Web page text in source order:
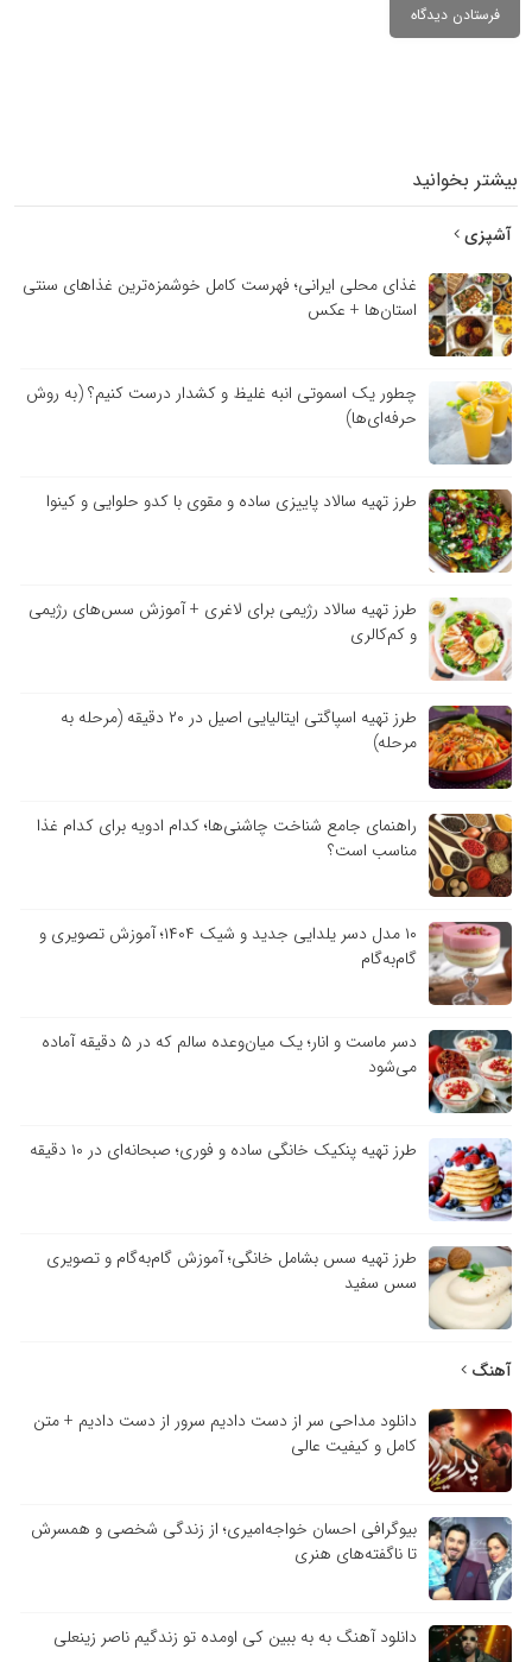
بیشتر بخوانید
آشپزی
غذای محلی ایرانی؛ فهرست کامل خوشمزه‌ترین غذاهای سنتی
استان‌ها + عکس
چطور یک اسموتی انبه غلیظ و کشدار درست کنیم؟ (به روش
حرفه‌ای‌ها)
طرز تهیه سالاد پاییزی ساده و مقوی با کدو حلوایی و کینوا
طرز تهیه سالاد رژیمی برای لاغری + آموزش سس‌های رژیمی
و کم‌کالری
طرز تهیه اسپاگتی ایتالیایی اصیل در ۲۰ دقیقه (مرحله به
مرحله)
راهنمای جامع شناخت چاشنی‌ها؛ کدام ادویه برای کدام غذا
مناسب است؟
۱۰ مدل دسر یلدایی جدید و شیک ۱۴۰۴؛ آموزش تصویری و
گام‌به‌گام
دسر ماست و انار؛ یک میان‌وعده سالم که در ۵ دقیقه آماده
می‌شود
طرز تهیه پنکیک خانگی ساده و فوری؛ صبحانه‌ای در ۱۰ دقیقه
طرز تهیه سس بشامل خانگی؛ آموزش گام‌به‌گام و تصویری
سس سفید
آهنگ
دانلود مداحی سر از دست دادیم سرور از دست دادیم + متن
کامل و کیفیت عالی
بیوگرافی احسان خواجه‌امیری؛ از زندگی شخصی و همسرش
تا ناگفته‌های هنری
دانلود آهنگ به به ببین کی اومده تو زندگیم ناصر زینعلی